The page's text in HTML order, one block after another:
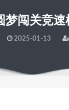
梦闯关竞
2025-01-13
戏高清解压视频小说